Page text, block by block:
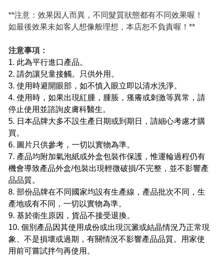
**注意：效果因人而異，不同髮質狀態都有不同效果喔！
如最後效果未如客人想像般理想，本店恕不負責喔！**
注意事項：
1. 此為平行進口產品。
2. 請勿讓兒童接觸。只供外用。
3. 使用時避開眼部，如不慎入眼立即以清水洗淨。
4. 使用時，如果出現紅腫，腫脹，瘙癢或刺激等異常，請
停止使用並諮詢皮膚科醫生。
5. 日本品牌大多不設生產日期或到期日，請細心考慮才購
買。
6. 圖片只供參考，一切以實物為準。
7. 產品均附加氣泡紙或外盒包裝作保護，惟運輪過程仍有
機會導致產品外盒/包裝出現輕微破損/不完整，並不影響產
品品質。
8. 部份品牌在不同國家均設有生產線，產品批次不同，生
產地或有不同，一切以實物為準。
9. 基於衛生原因，貨品不接受退換。
10. 個別產品因其使用成份或出現沉澱或結晶情況乃正常現
象、不是損壞或過期，有關情況不影響產品品質。用家使
用前可嘗試拌勻再使用。